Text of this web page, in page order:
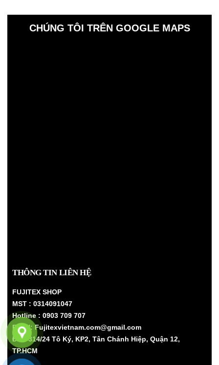
CHÚNG TÔI TRÊN GOOGLE MAPS
THÔNG TIN LIÊN HỆ
FUJITEX SHOP
MST : 0314091047
Hotline : 0903 709 707
Email: Fujitexvietnam.com@gmail.com
Đ/C: 314/24 Tô Ký, KP2, Tân Chánh Hiệp, Quận 12,
TP.HCM